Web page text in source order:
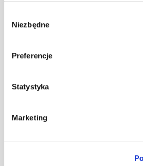
zgody
Niezbędne
Preferencje
Statystyka
Marketing